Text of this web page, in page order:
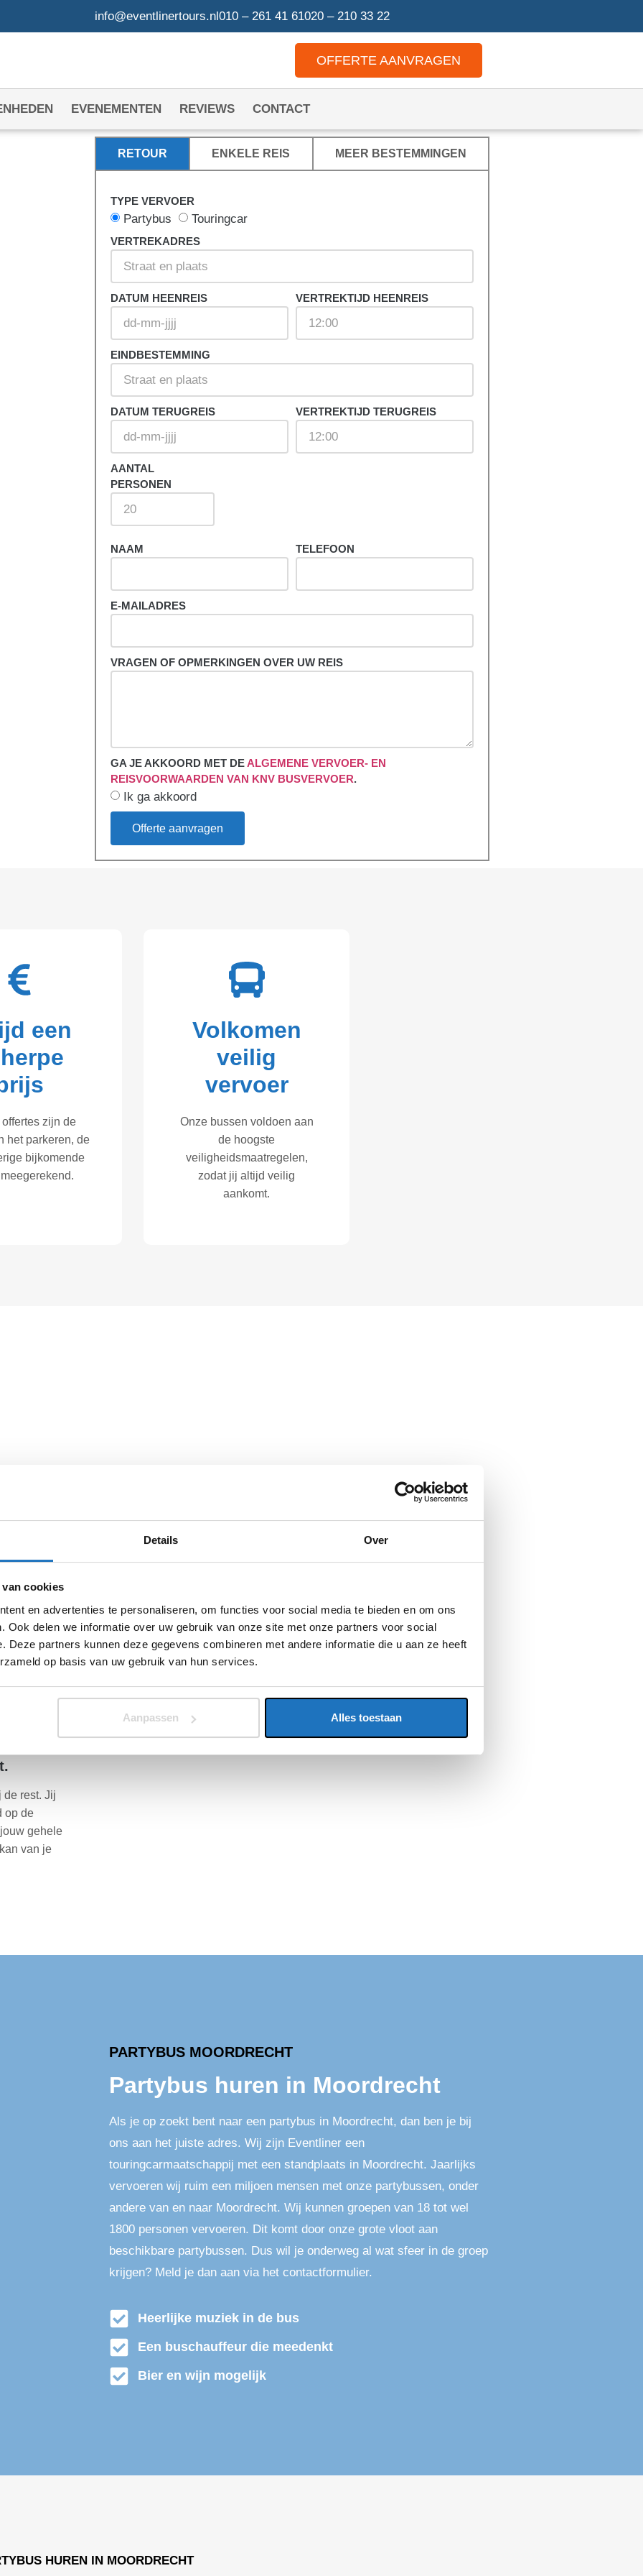
Details Over
cookies
en advertenties te personaliseren, om functies voor social media te bieden en om ons
Ook delen we informatie over uw gebruik van onze site met onze partners voor social
Deze partners kunnen deze gegevens combineren met andere informatie die u aan ze heeft
op basis van uw gebruik van hun services.
Aanpassen Alles toestaan
info@eventlinertours.nl010 – 261 41 61020 – 210 33 22
OFFERTE AANVRAGEN
EVENEMENTEN REVIEWS CONTACT
RETOUR ENKELE REIS MEER BESTEMMINGEN
TYPE VERVOER
Partybus Touringcar
VERTREKADRES
DATUM HEENREIS VERTREKTIJD HEENREIS
EINDBESTEMMING
DATUM TERUGREIS VERTREKTIJD TERUGREIS
AANTAL
PERSONEN
NAAM TELEFOON
E-MAILADRES
VRAGEN OF OPMERKINGEN OVER UW REIS
GA JE AKKOORD MET DEALGEMENE VERVOER- EN
REISVOORWAARDEN VAN KNV BUSVERVOER.
Ik ga akkoord
Offerte aanvragen
een
offertes zijn de
het parkeren, de
bijkomende
Volkomen
veilig
vervoer
Onze bussen voldoen aan
de hoogste
veiligheidsmaatregelen,
zodat jij altijd veilig
aankomt.
stap een
aanvraag
sneller een
wij deze
deze
je nog
alle
de rest. Jij
op de
gehele
van je
PARTYBUS MOORDRECHT
Partybus huren in Moordrecht
Als je op zoekt bent naar een partybus in Moordrecht, dan ben je bij
ons aan het juiste adres. Wij zijn Eventliner een
touringcarmaatschappij met een standplaats in Moordrecht. Jaarlijks
vervoeren wij ruim een miljoen mensen met onze partybussen, onder
andere van en naar Moordrecht. Wij kunnen groepen van 18 tot wel
1800 personen vervoeren. Dit komt door onze grote vloot aan
beschikbare partybussen. Dus wil je onderweg al wat sfeer in de groep
krijgen? Meld je dan aan via het contactformulier.
Heerlijke muziek in de bus
Een buschauffeur die meedenkt
Bier en wijn mogelijk
HUREN IN MOORDRECHT